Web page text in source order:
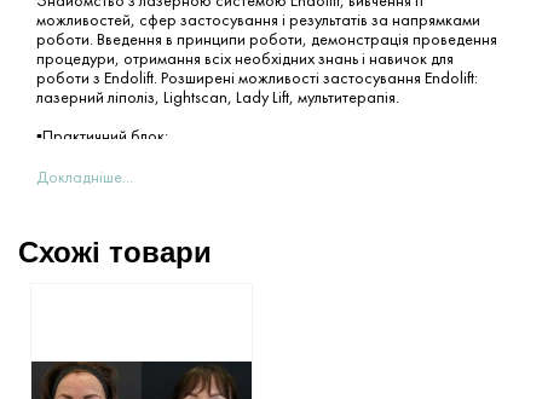
можливостей, сфер застосування і результатів за напрямками
роботи. Введення в принципи роботи, демонстрація проведення
процедури, отримання всіх необхідних знань і навичок для
роботи з Endolift. Розширені можливості застосування Endolift:
лазерний ліполіз, Lightscan, Lady Lift, мультитерапія.
▪️Практичний блок:
Постановка руки та відпрацювання методики на моделях під
зможете проводити процедури в Вашій клініці.
❗️Навчання підійде лише лікарям з вищою освітою, що бажають
придбати лазерну систему Endolift.
Докладніше...
Схожі товари